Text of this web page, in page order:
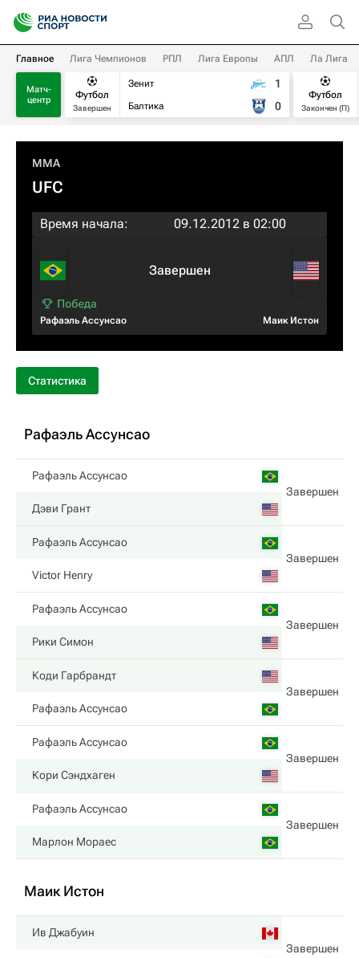
Главное Лига Чемпионов РПЛ Лига Европы АПЛ Ла Лига
Матч-
центр
Футбол
Завершен
Зенит
Балтика
1
0
Футбол
Закончен (П)
MMA
UFC
Время начала: 09.12.2012 в 02:00
Рафаэль Ассунсао
Завершен
Маик Истон
Статистика
Рафаэль Ассунсао
Рафаэль Ассунсао
Завершен
Дэви Грант
Рафаэль Ассунсао
Завершен
Victor Henry
Рафаэль Ассунсао
Завершен
Рики Симон
Коди Гарбрандт
Завершен
Рафаэль Ассунсао
Рафаэль Ассунсао
Завершен
Кори Сэндхаген
Рафаэль Ассунсао
Завершен
Марлон Мораес
Маик Истон
Ив Джабуин
Завершен